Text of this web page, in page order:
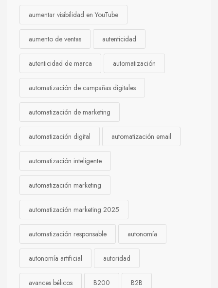
aumentar visibilidad en YouTube
aumento de ventas autenticidad
autenticidad de marca automatización
automatización de campañas digitales
automatización de marketing
automatización digital automatización email
automatización inteligente
automatización marketing
automatización marketing 2025
automatización responsable autonomía
autonomía artificial autoridad
avances bélicos B200 B2B